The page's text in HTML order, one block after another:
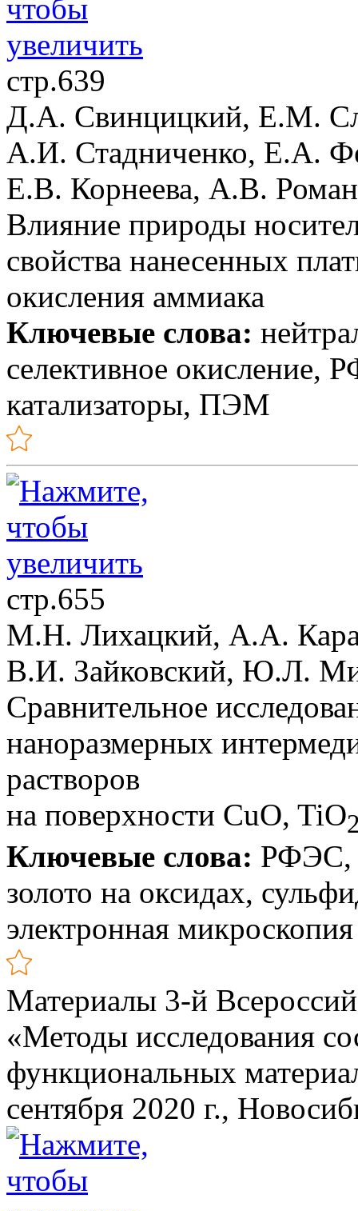
стр.639
Д.А. Свинцицкий, Е.М.
А.И. Стадниченко, Е.А.
Е.В. Корнеева, А.В.
Влияние природы
свойства нанесенных
окисления аммиака
Ключевые слова:
селективное окисление,
катализаторы, ПЭМ
стр.655
М.Н. Лихацкий, А.А.
В.И. Зайковский, Ю.Л.
Сравнительное
наноразмерных
растворов
на поверхности CuO, TiO
Ключевые слова: РФЭС,
золото на оксидах,
электронная микроскопия
Материалы 3-й
«Методы исследования
функциональных
сентября 2020 г.,